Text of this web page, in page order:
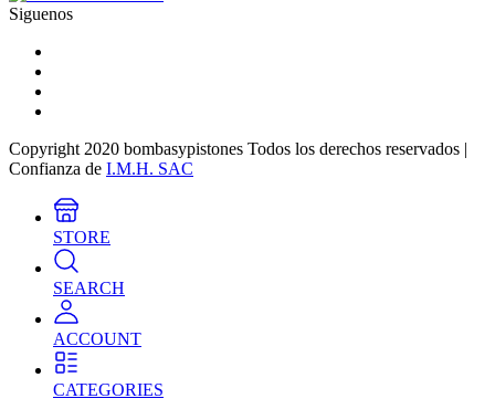
Siguenos
Copyright 2020 bombasypistones Todos los derechos reservados |
Confianza de I.M.H. SAC
STORE
SEARCH
ACCOUNT
CATEGORIES